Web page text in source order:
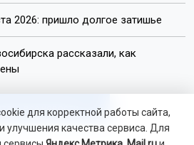
2026: пришло долгое затишье
рассказали, как
все новости
для корректной работы сайта,
улучшения качества сервиса. Для